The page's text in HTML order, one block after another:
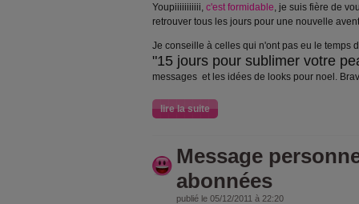
Youpiiiiiiiiiii, c'est formidable, je suis fière de
retrouver tous les jours pour une nouvelle
Je conseille à celles qui n'ont pas eu le temps
"15 jours pour sublimer votre
messages et les idées de looks pour noel.
lire la suite
Message
abonnées
publié le 05/12/2011 à 22:20